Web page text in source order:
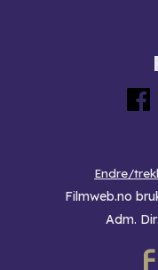
Endre/
Filmweb.no
Adm.